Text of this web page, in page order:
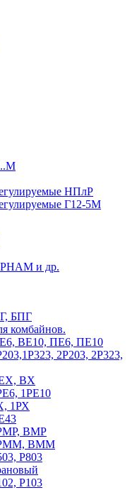
НПлР
Г12-5М
и др.
БПГ
комбайнов.
ВЕ10, ПЕ6, ПЕ10
2Р203, 2Р323,
ВХ
1РЕ10
1РХ
ВМР
1РММ, ВММ
Р803
Р103